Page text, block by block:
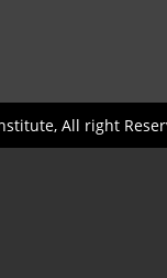
All right